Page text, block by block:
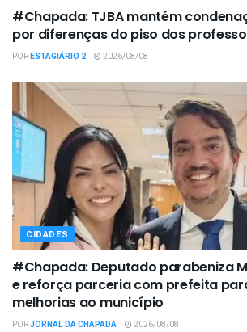
#Chapada: TJBA mantém
por diferenças do piso dos
PORESTAGIÁRIO 2 2026/08/08
CIDADES
#Chapada: Deputado parabeniza
e reforça parceria com prefeita
melhorias ao município
PORJORNAL DA CHAPADA 2026/08/08